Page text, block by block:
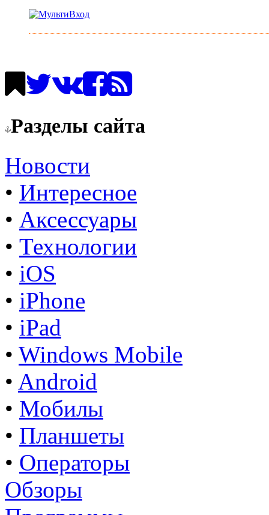
Разделы сайта
Новости
• Интересное
• Аксессуары
• Технологии
• iOS
• iPhone
• iPad
• Windows Mobile
• Android
• Мобилы
• Планшеты
• Операторы
Обзоры